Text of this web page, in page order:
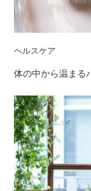
ヘルスケア
体の中から温まる